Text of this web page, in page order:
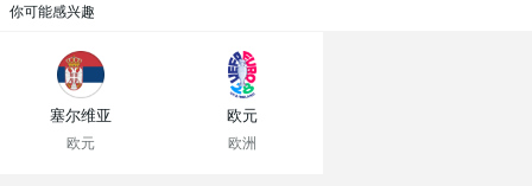
你可能感兴趣
塞尔维亚
欧元
欧元
欧洲